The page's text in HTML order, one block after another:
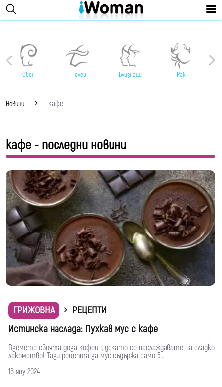
Овен Телец Близнаци Рак
Новини кафе
кафе - последни новини
ГРИЖОВНА
РЕЦЕПТИ
Истинска наслада: Пухкав мус с кафе
Вземете своята доза кофеин, докато се наслаждавате на сладко
лакомство! Тази рецепта за мус съдържа само 5...
16 яну 2024